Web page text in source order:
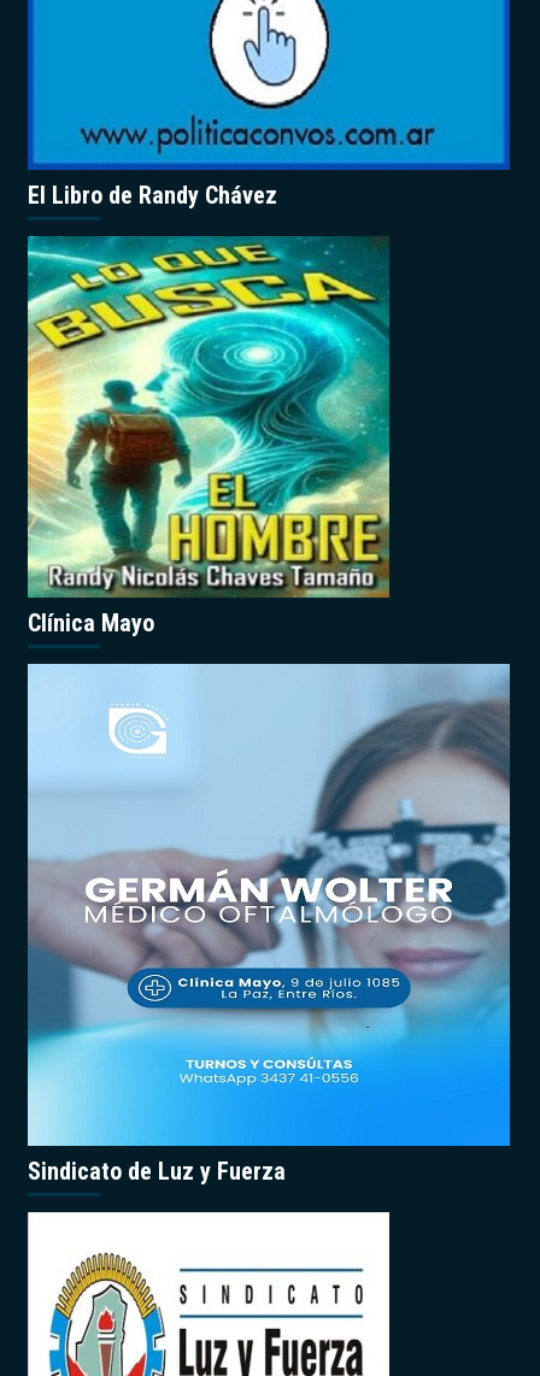
El Libro de Randy Chávez
Clínica Mayo
Sindicato de Luz y Fuerza